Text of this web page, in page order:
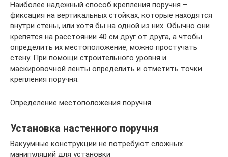
Наиболее надежный способ крепления поручня –
фиксация на вертикальных стойках, которые находятся
внутри стены, или хотя бы на одной из них. Обычно они
крепятся на расстоянии 40 см друг от друга, а чтобы
определить их местоположение, можно простучать
стену. При помощи строительного уровня и
маскировочной ленты определить и отметить точки
крепления поручня.
Определение местоположения поручня
Установка настенного поручня
Вакуумные конструкции не потребуют сложных
манипуляций для установки